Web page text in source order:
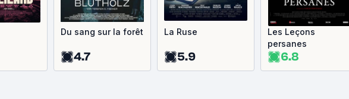
Du sang sur la forêt
4.7
La Ruse
5.9
Les Leçons
persanes
6.8